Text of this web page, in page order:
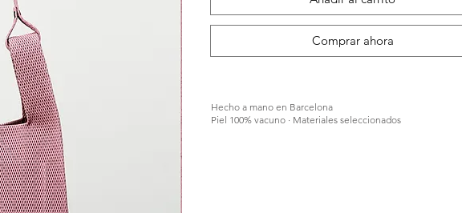
Comprar ahora
Hecho a mano en Barcelona
Piel 100% vacuno · Materiales seleccionados